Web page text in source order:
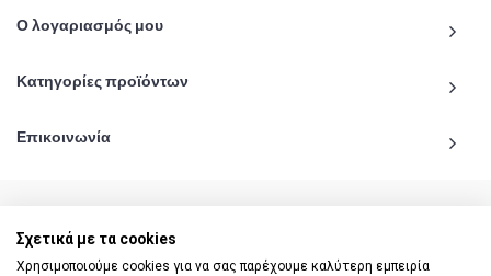
Ο λογαριασμός μου
Κατηγορίες προϊόντων
Επικοινωνία
© 2020 - 2026 katiginetai.gr All Rights Reserved.
Σχετικά με τα cookies
Χρησιμοποιούμε cookies για να σας παρέχουμε καλύτερη εμπειρία